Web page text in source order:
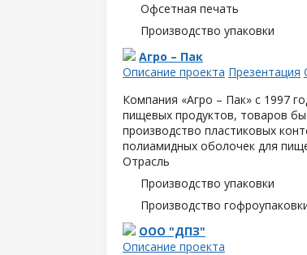
Офсетная печать
Производство упаковки
Агро – Пак
Описание проекта Презентация
Компания «Агро – Пак» с 1997
пищевых продуктов, товаров
производство пластиковых
полиамидных оболочек для
Отрасль
Производство упаковки
Производство
ООО "ДПЗ"
Описание проекта